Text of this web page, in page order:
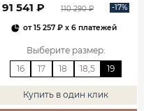
91 541 ₽ 110 290 ₽ -17%
от15 257 ₽ x 6 платежей
Выберите размер:
16
17 18 18,5 19
Купить в один клик